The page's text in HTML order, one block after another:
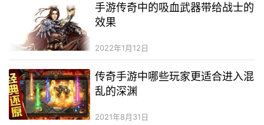
手游传奇中的吸血武器带给战士的
效果
2022年1月12日
传奇手游中哪些玩家更适合进入混
乱的深渊
2021年8月31日